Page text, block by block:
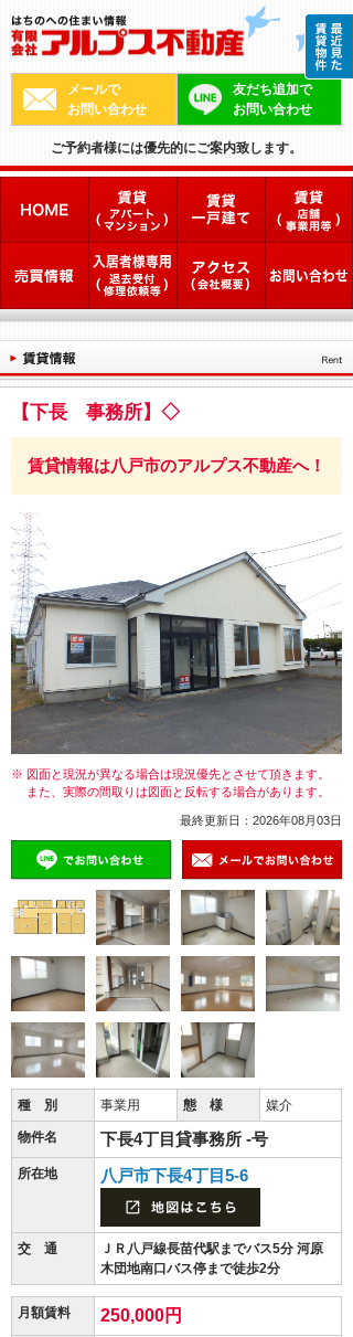
メールで
お問い合わせ
友だち追加で
お問い合わせ
ご予約者様には優先的にご案内致します。
【下長 事務所】◇
賃貸情報は八戸市のアルプス不動産へ！
※ 図面と現況が異なる場合は現況優先とさせて頂きます。
また、実際の間取りは図面と反転する場合があります。
最終更新日：2026年08月03日
種 別 事業用 態 様 媒介
物件名 下長4丁目貸事務所 -号
所在地 八戸市下長4丁目5-6
交 通
ＪＲ八戸線長苗代駅までバス5分 河原
木団地南口バス停まで徒歩2分
月額賃料 250,000円